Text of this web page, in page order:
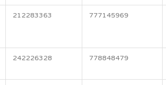
212283363 777145969
242226328 778848479